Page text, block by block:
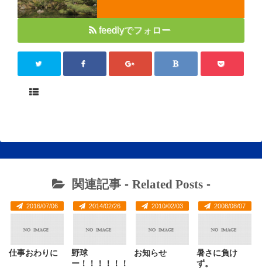
feedlyでフォロー
関連記事 - Related Posts-
2016/07/06
仕事おわりに
2014/02/26
野球
ー！！！！！！
2010/02/03
お知らせ
2008/08/07
暑さに負け
ず。